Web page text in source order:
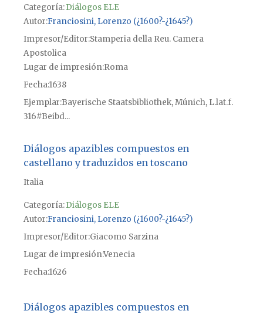
Categoría:Diálogos ELE
Autor Franciosini, Lorenzo (¿1600?-¿1645?)
Impresor/Editor Stamperia della Reu. Camera
Apostolica
Lugar de impresiónRoma
Fecha1638
Ejemplar Bayerische Staatsbibliothek, Múnich, L.lat.f.
316#Beibd...
Diálogos apazibles compuestos en
castellano y traduzidos en toscano
Italia
Categoría:Diálogos ELE
Autor Franciosini, Lorenzo (¿1600?-¿1645?)
Impresor/Editor Giacomo Sarzina
Lugar de impresiónVenecia
Fecha1626
Diálogos apazibles compuestos en